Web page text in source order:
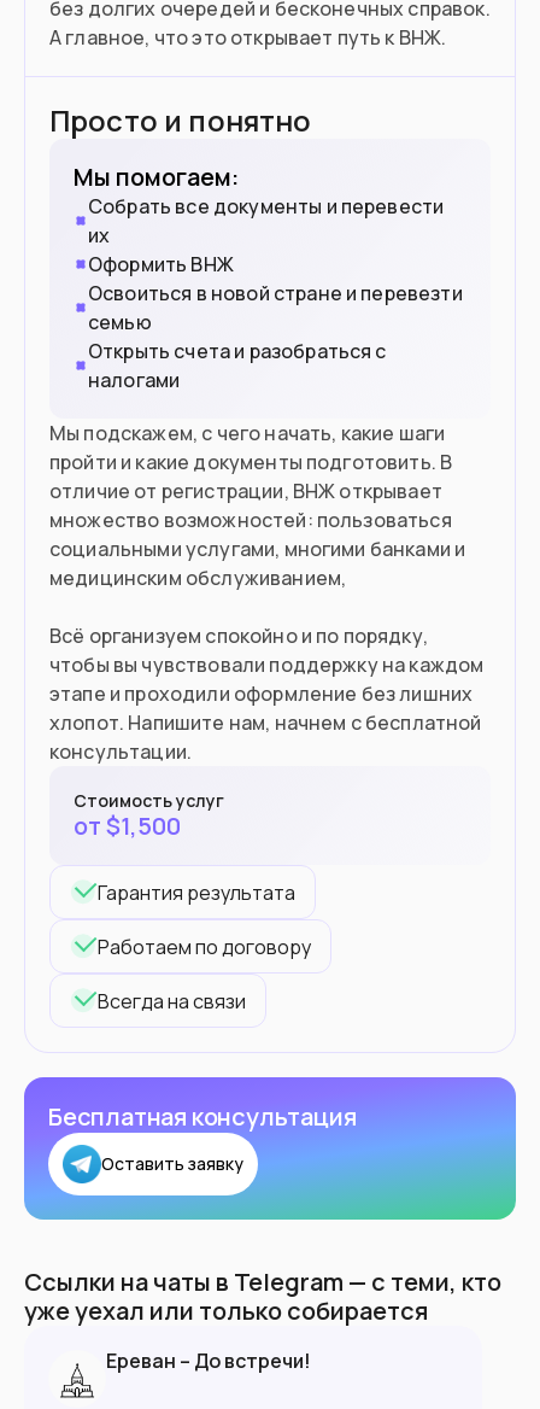
без долгих очередей и бесконечных справок.
А главное, что это открывает путь к ВНЖ.
Просто и понятно
Мы помогаем:
Собрать все документы и перевести
их
Оформить ВНЖ
Освоиться в новой стране и перевезти
семью
Открыть счета и разобраться с
налогами
Мы подскажем, с чего начать, какие шаги
пройти и какие документы подготовить. В
отличие от регистрации, ВНЖ открывает
множество возможностей: пользоваться
социальными услугами, многими банками и
медицинским обслуживанием,
Всё организуем спокойно и по порядку,
чтобы вы чувствовали поддержку на каждом
этапе и проходили оформление без лишних
хлопот. Напишите нам, начнем с бесплатной
консультации.
Стоимость услуг
от$1,500
Гарантия результата
Работаем по договору
Всегда на связи
Бесплатная консультация
Оставить заявку
Ссылки на чаты в Telegram — с теми, кто
уже уехал или только собирается
Ереван – До встречи!